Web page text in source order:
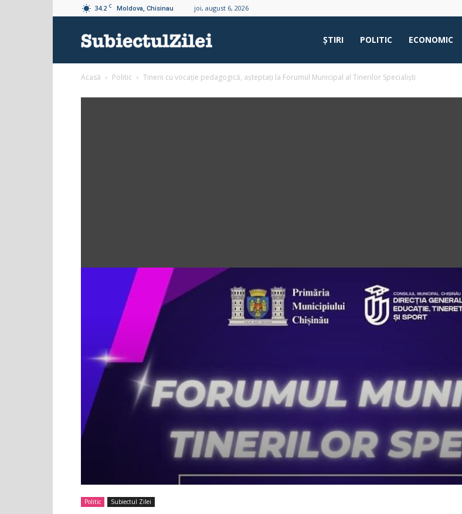
34.2 C Moldova, Chisinau joi, august 6, 2026
ŞTIRI POLITIC ECONOMIC
Acasă Politic Tinerii cu vocație pedagogică, așteptați la Forumul Municipal al Tinerilor Specialiști
Politic Subiectul Zilei